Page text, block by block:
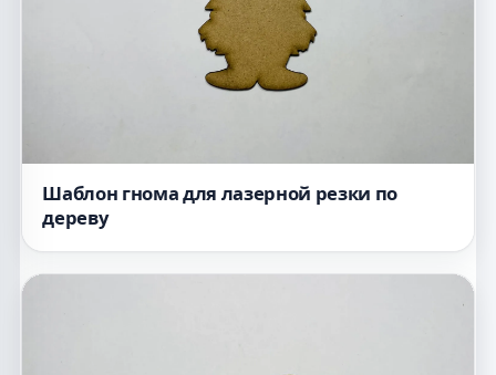
Шаблон гнома для лазерной резки по
дереву